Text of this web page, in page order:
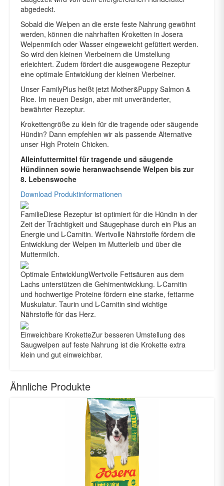
abgedeckt.
Sobald die Welpen an die erste feste Nahrung gewöhnt
werden, können die nahrhaften Kroketten in Josera
Welpenmilch oder Wasser eingeweicht gefüttert werden.
So wird den kleinen Vierbeinern die Umstellung
erleichtert. Zudem fördert die ausgewogene Rezeptur
eine optimale Entwicklung der kleinen Vierbeiner.
Unser FamilyPlus heißt jetzt Mother&Puppy Salmon &
Rice. Im neuen Design, aber mit unveränderter,
bewährter Rezeptur.
Krokettengröße zu klein für die tragende oder säugende
Hündin? Dann empfehlen wir als passende Alternative
unser High Protein Chicken.
Alleinfuttermittel für tragende und säugende
Hündinnen sowie heranwachsende Welpen bis zur
8. Lebenswoche
Download Produktinformationen
FamilieDiese Rezeptur ist optimiert für die Hündin in der
Zeit der Trächtigkeit und Säugephase durch ein Plus an
Energie und L-Carnitin. Wertvolle Nährstoffe fördern die
Entwicklung der Welpen im Mutterleib und über die
Muttermilch.
Optimale EntwicklungWertvolle Fettsäuren aus dem
Lachs unterstützen die Gehirnentwicklung. L-Carnitin
und hochwertige Proteine fördern eine starke, fettarme
Muskulatur. Taurin und L-Carnitin sind wichtige
Nährstoffe für das Herz.
Einweichbare KroketteZur besseren Umstellung des
Saugwelpen auf feste Nahrung ist die Krokette extra
klein und gut einweichbar.
Ähnliche Produkte